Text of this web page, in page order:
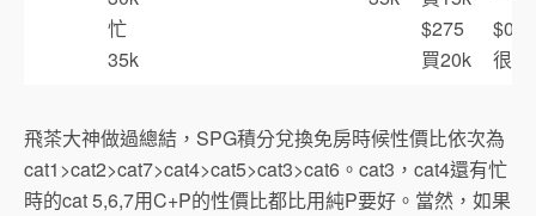
忙
35k
$275
買20k
很好
飛茶大神做過總結，SPG積分兌換免房時候性價比依次為
cat1>cat2>cat7>cat4>cat5>cat3>cat6。cat3，cat4還有忙
時的cat 5,6,7用C+P的性價比都比用純P要好。當然，如果